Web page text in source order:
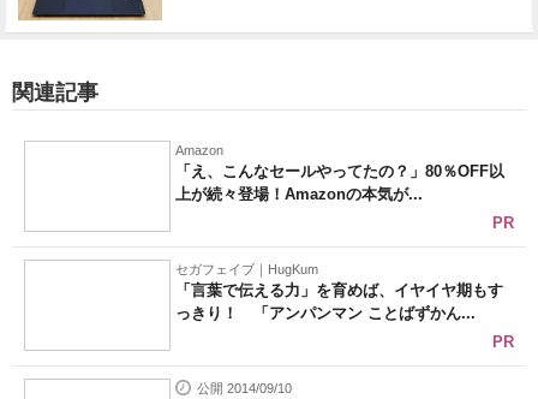
関連記事
Amazon
「え、こんなセールやってたの？」80％OFF以
上が続々登場！Amazonの本気が...
PR
セガフェイブ｜HugKum
「言葉で伝える力」を育めば、イヤイヤ期もす
っきり！ 「アンパンマン ことばずかん...
PR
公開 2014/09/10